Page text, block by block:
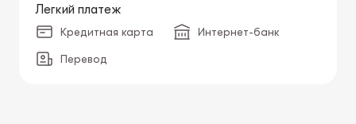
Легкий платеж
Кредитная карта Интернет-банк
Перевод